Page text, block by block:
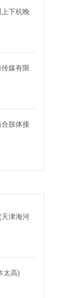
下杭晚
媒有限
肢体接
津海河
太高)